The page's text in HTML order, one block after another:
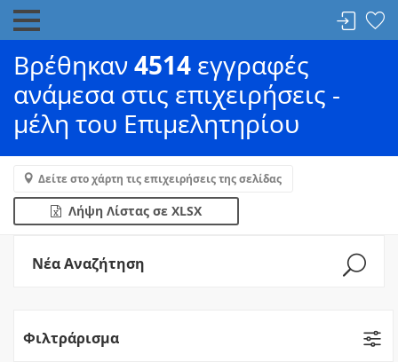
Βρέθηκαν4514 εγγραφές
ανάμεσα στις επιχειρήσεις -
μέλη του Επιμελητηρίου
Δείτε στο χάρτη τις επιχειρήσεις της σελίδας
Λήψη Λίστας σε XLSX
Νέα Αναζήτηση
Φιλτράρισμα